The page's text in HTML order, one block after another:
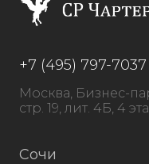
+7 (495) 797-7037
Москва, Бизнес-
стр. 19, лит. 4Б, 4
Сочи